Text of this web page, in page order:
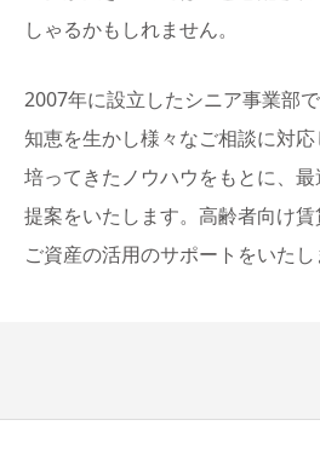
しゃるかもしれません。
2007年に設立したシニア事業部
知恵を生かし様々なご相談に対応
培ってきたノウハウをもとに、
提案をいたします。高齢者向け
ご資産の活用のサポートをいたし